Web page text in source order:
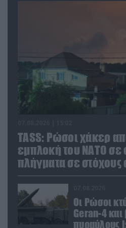
TASS: Ρώσοι χάκερ
εμπλοκή του ΝΑΤΟ σε
πλήγματα σε στόχους
έδαφος!
Οι Ρώσοι
Geran-4 και
πυραύλους